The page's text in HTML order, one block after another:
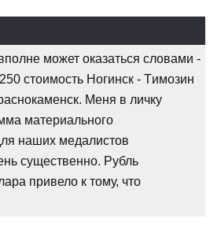
может оказаться словами -
стоимость Ногинск - Tимозин
Меня в личку
материального
наших медалистов
существенно. Рубль
привело к тому, что